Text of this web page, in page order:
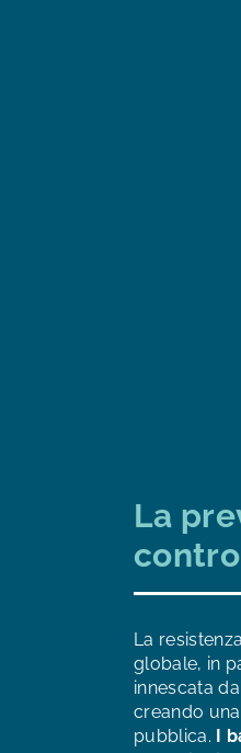
La
La
globale, in
innescata
creando
pubblica.
I